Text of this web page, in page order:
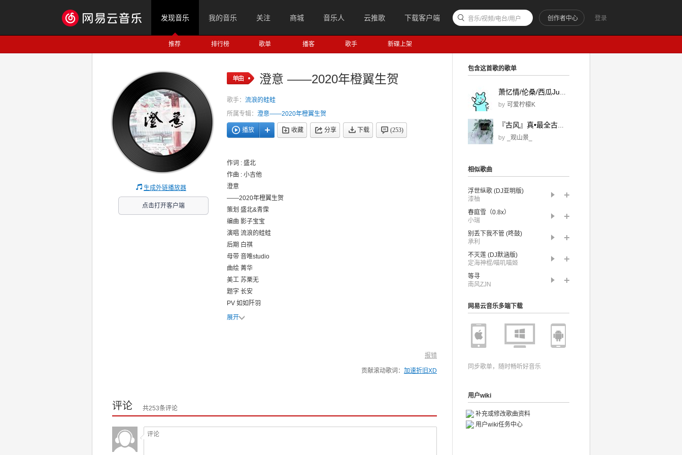
发现音乐 我的音乐 关注 商城 音乐人 云推歌 下载客户端 登录
创作者中心
音乐/视频/电台/用户
推荐 排行榜 歌单 播客 歌手 新碟上架